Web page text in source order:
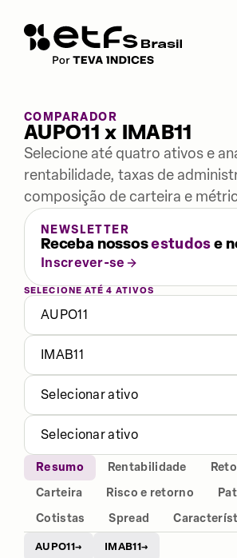
COMPARADOR
AUPO11 x IMAB11
Selecione até quatro ativos e
rentabilidade, taxas de
composição de carteira e
NEWSLETTER
Receba nossosestudose
Inscrever-se
SELECIONE ATÉ 4 ATIVOS
AUPO11
IMAB11
Selecionar ativo
Selecionar ativo
Resumo Rentabilidade
Carteira
Risco e retorno
Cotistas
Spread
AUPO11→ IMAB11→